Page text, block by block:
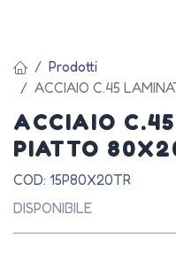
Prodotti
ACCIAIO C.45
ACCIAIO
PIATTO
COD: 15P80X20TR
DISPONIBILE